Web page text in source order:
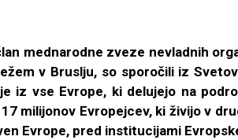
mednarodne zveze nevladnih
v Bruslju, so sporočili iz
iz vse Evrope, ki delujejo na
milijonov Evropejcev, ki živijo v
Evrope, pred institucijami